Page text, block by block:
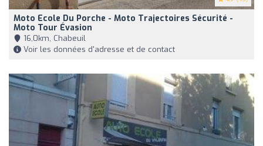
Moto Ecole Du Porche - Moto Trajectoires Sécurité -
Moto Tour Évasion
16,0km, Chabeuil
Voir les données d'adresse et de contact